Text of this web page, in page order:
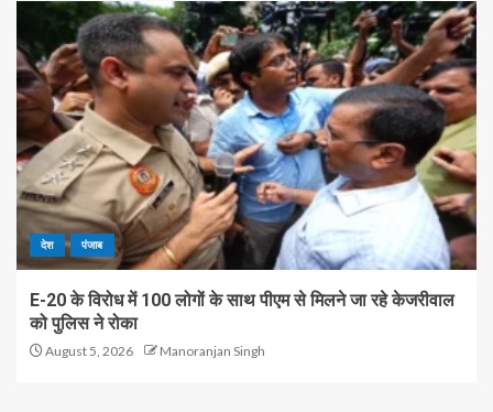
देश पंजाब
E-20 के विरोध में 100 लोगों के साथ पीएम से मिलने जा रहे केजरीवाल
को पुलिस ने रोका
August 5, 2026 Manoranjan Singh